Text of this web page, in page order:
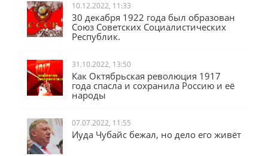
10.12.2022, 11:33
30 декабря 1922 года был образован
Союз Советских Социалистических
Республик.
31.10.2022, 13:50
Как Октябрьская революция 1917
года спасла и сохранила Россию и её
народы
07.07.2022, 11:55
Иуда Чубайс бежал, но дело его живёт